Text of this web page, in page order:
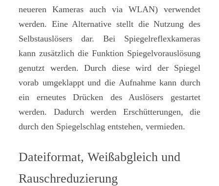
neueren Kameras auch via WLAN) verwendet
werden. Eine Alternative stellt die Nutzung des
Selbstauslösers dar. Bei Spiegelreflexkameras
kann zusätzlich die Funktion Spiegelvorauslösung
genutzt werden. Durch diese wird der Spiegel
vorab umgeklappt und die Aufnahme kann durch
ein erneutes Drücken des Auslösers gestartet
werden. Dadurch werden Erschütterungen, die
durch den Spiegelschlag entstehen, vermieden.
Dateiformat, Weißabgleich und
Rauschreduzierung